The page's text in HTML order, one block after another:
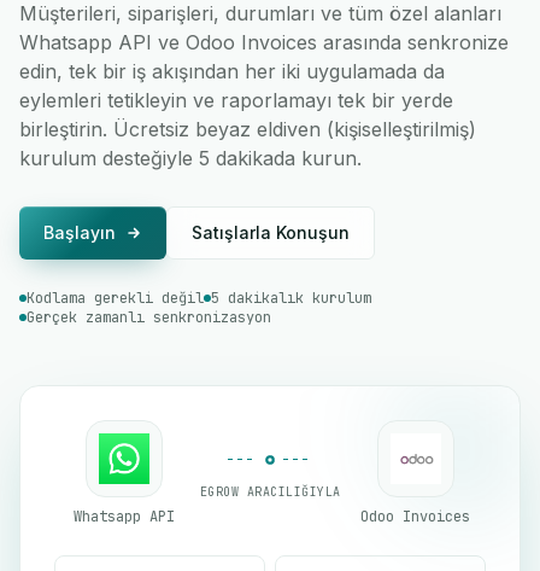
Müşterileri, siparişleri, durumları ve tüm özel alanları
Whatsapp API ve Odoo Invoices arasında senkronize
edin, tek bir iş akışından her iki uygulamada da
eylemleri tetikleyin ve raporlamayı tek bir yerde
birleştirin. Ücretsiz beyaz eldiven (kişiselleştirilmiş)
kurulum desteğiyle 5 dakikada kurun.
Başlayın Satışlarla Konuşun
Kodlama gerekli değil 5 dakikalık kurulum
Gerçek zamanlı senkronizasyon
Whatsapp API
EGROW ARACILIĞIYLA
Odoo Invoices